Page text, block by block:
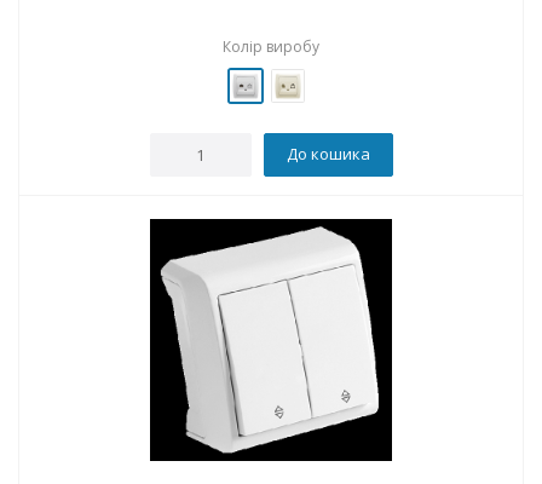
Колір виробу
До кошика